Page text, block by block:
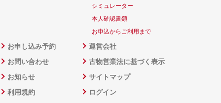
シミュレーター
本人確認書類
お申込からご利用まで
お申し込み予約
お問い合わせ
お知らせ
利用規約
運営会社
古物営業法に基づく表示
サイトマップ
ログイン